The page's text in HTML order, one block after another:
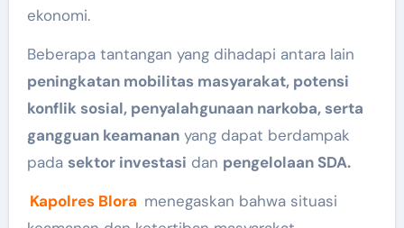
ekonomi.
Beberapa tantangan yang dihadapi antara lain
peningkatan mobilitas masyarakat, potensi
konflik sosial, penyalahgunaan narkoba, serta
gangguan keamananyang dapat berdampak
pada sektor investasi dan pengelolaan SDA.
Kapolres Blora menegaskan bahwa situasi